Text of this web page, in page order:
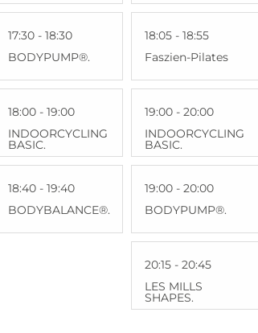
17:30 - 18:30
BODYPUMP®.
18:00 - 19:00
INDOORCYCLING
BASIC.
18:40 - 19:40
BODYBALANCE®.
18:05 - 18:55
Faszien-Pilates
19:00 - 20:00
INDOORCYCLING
BASIC.
19:00 - 20:00
BODYPUMP®.
20:15 - 20:45
LES MILLS
SHAPES.